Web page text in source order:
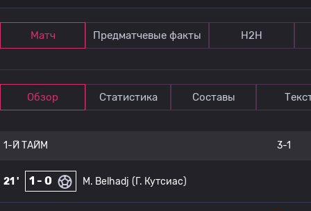
Матч Предматчевые факты Н2Н
Обзор Статистика Составы
1-Й ТАЙМ 3-1
21 ' 1 - 0 M. Belhadj (Г. Кутсиас)